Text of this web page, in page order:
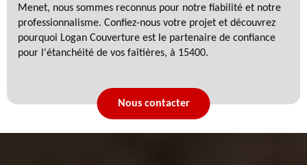
Menet, nous sommes reconnus pour notre fiabilité et notre
professionnalisme. Confiez-nous votre projet et découvrez
pourquoi Logan Couverture est le partenaire de confiance
pour l'étanchéité de vos faîtières, à 15400.
Nous contacter